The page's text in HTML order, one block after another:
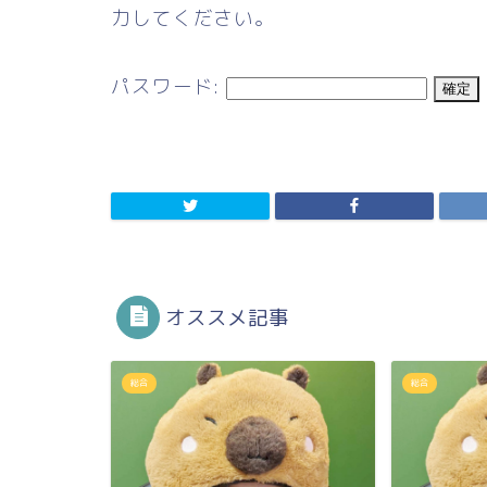
力してください。
パスワード:
オススメ記事
総合 総合